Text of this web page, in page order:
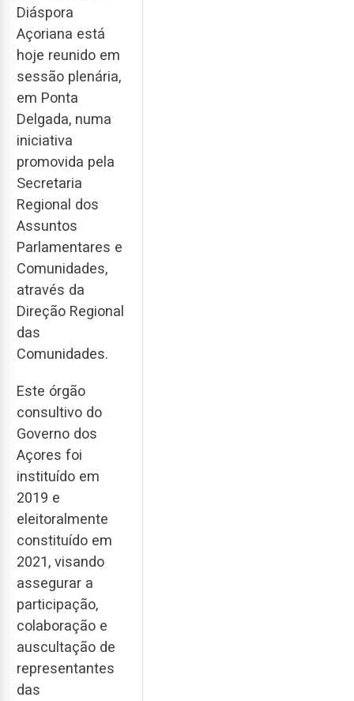
Diáspora
Açoriana está
hoje reunido em
sessão plenária,
em Ponta
Delgada, numa
iniciativa
promovida pela
Secretaria
Regional dos
Assuntos
Parlamentares e
Comunidades,
através da
Direção Regional
das
Comunidades.
Este órgão
consultivo do
Governo dos
Açores foi
instituído em
2019 e
eleitoralmente
constituído em
2021, visando
assegurar a
participação,
colaboração e
auscultação de
representantes
das